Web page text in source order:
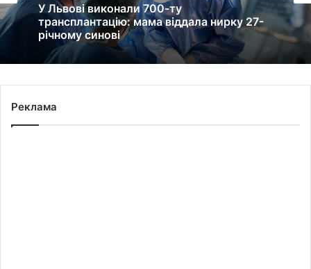
У Львові виконали 700-ту
трансплантацію: мама віддала нирку 27-
річному синові
Реклама